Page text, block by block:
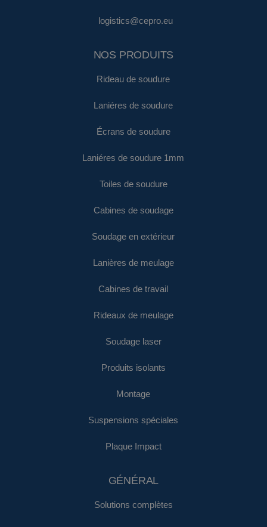
logistics@cepro.eu
NOS PRODUITS
Rideau de soudure
Laniéres de soudure
Écrans de soudure
Laniéres de soudure 1mm
Toiles de soudure
Cabines de soudage
Soudage en extérieur
Lanières de meulage
Cabines de travail
Rideaux de meulage
Soudage laser
Produits isolants
Montage
Suspensions spéciales
Plaque Impact
GÉNÉRAL
Solutions complètes